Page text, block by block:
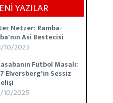
YAZILAR
Netzer: Ramba-
Asi Bestecisi
2025
Futbol Masalı:
Elversberg'in Sessiz
2025